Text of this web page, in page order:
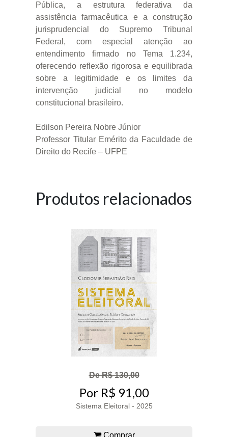
Pública, a estrutura federativa da
assistência farmacêutica e a construção
jurisprudencial do Supremo Tribunal
Federal, com especial atenção ao
entendimento firmado no Tema 1.234,
oferecendo reflexão rigorosa e equilibrada
sobre a legitimidade e os limites da
intervenção judicial no modelo
constitucional brasileiro.
Edilson Pereira Nobre Júnior
Professor Titular Emérito da Faculdade de
Direito do Recife – UFPE
Produtos relacionados
De R$ 130,00
Por R$ 91,00
Sistema Eleitoral - 2025
Comprar